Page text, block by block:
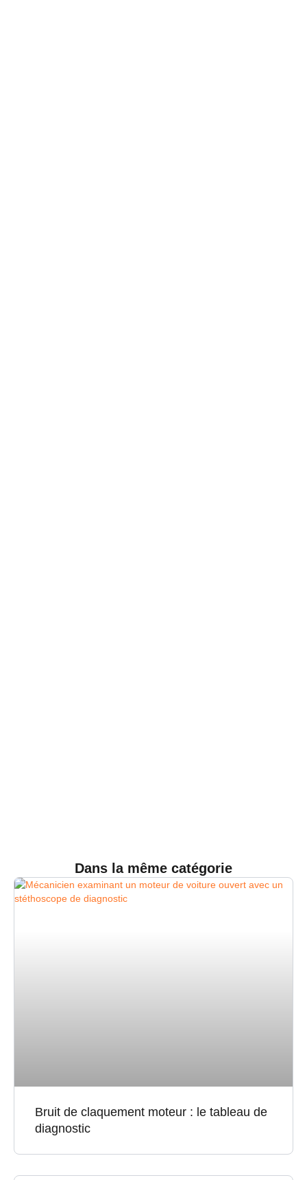
Dans la même catégorie
Bruit de claquement moteur : le tableau de
diagnostic